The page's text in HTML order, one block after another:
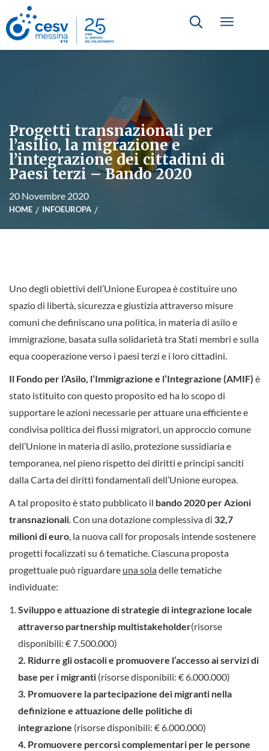
Progetti transnazionali per
l’asilio, la migrazione e
l’integrazione dei cittadini di
Paesi terzi – Bando 2020
20 Novembre 2020
HOME INFOEUROPA
Uno degli obiettivi dell’Unione Europea è costituire uno
spazio di libertà, sicurezza e giustizia attraverso misure
comuni che definiscano una politica, in materia di asilo e
immigrazione, basata sulla solidarietà tra Stati membri e sulla
equa cooperazione verso i paesi terzi e i loro cittadini.
Il Fondo per l’Asilo, l’Immigrazione e l’Integrazione (AMIF) è
stato istituito con questo proposito ed ha lo scopo di
supportare le azioni necessarie per attuare una efficiente e
condivisa politica dei flussi migratori, un approccio comune
dell’Unione in materia di asilo, protezione sussidiaria e
temporanea, nel pieno rispetto dei diritti e principi sanciti
dalla Carta dei diritti fondamentali dell’Unione europea.
A tal proposito è stato pubblicato il bando 2020 per Azioni
transnazionali . Con una dotazione complessiva di 32,7
milioni di euro , la nuova call for proposals intende sostenere
progetti focalizzati su 6 tematiche. Ciascuna proposta
progettuale può riguardare una soladelle tematiche
individuate:
Sviluppo e attuazione di strategie di integrazione locale
attraverso partnership multistakeholder(risorse
disponibili: € 7.500.000)
2. Ridurre gli ostacoli e promuovere l’accesso ai servizi di
base per i migranti (risorse disponibili: € 6.000.000)
3. Promuovere la partecipazione dei migranti nella
definizione e attuazione delle politiche di
integrazione (risorse disponibili: € 6.000.000)
4. Promuovere percorsi complementari per le persone